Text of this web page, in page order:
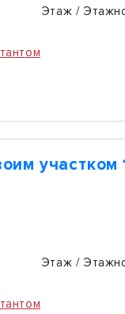
Этаж /
участком
Этаж /